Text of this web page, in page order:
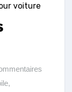
voiture
,